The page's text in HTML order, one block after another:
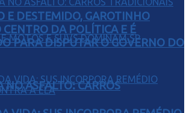
NO ASFALTO: CARROS
E DESTEMIDO, GAROTINHO
CENTRO DA POLÍTICA E É
PARA DISPUTAR O GOVERNO DO